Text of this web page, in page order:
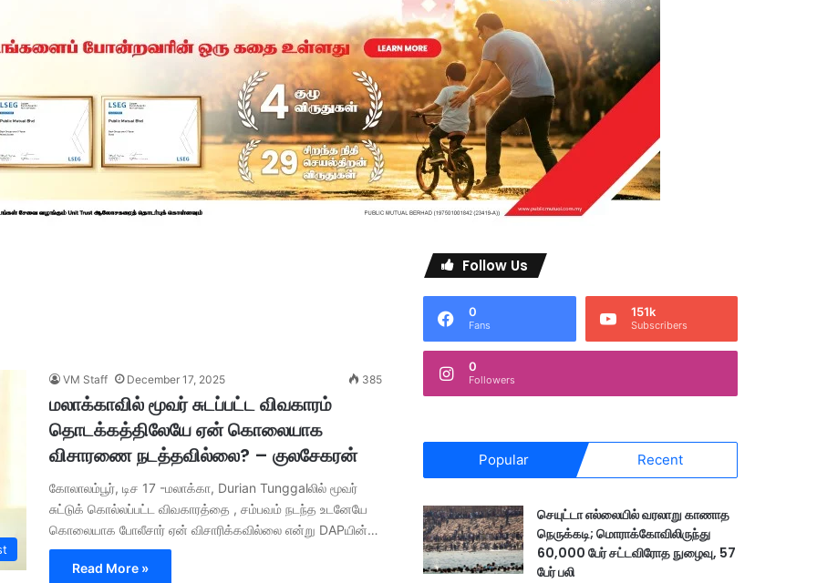
VM Staff December 17, 2025 385
மலாக்காவில் மூவர் சுடப்பட்ட விவகாரம்
தொடக்கத்திலேயே ஏன் கொலையாக
விசாரணை நடத்தவில்லை? – குலசேகரன்
கோலாலம்பூர், டிச 17 -மலாக்கா, Durian Tunggalலில் மூவர்
சுட்டுக் கொல்லப்பட்ட விவகாரத்தை , சம்பவம் நடந்த உடனேயே
கொலையாக போலீசார் ஏன் விசாரிக்கவில்லை என்று DAPயின்…
Read More »
Follow Us
0
Fans
151k
Subscribers
0
Followers
Popular Recent
செயுட்டா எல்லையில் வரலாறு காணாத
நெருக்கடி; மொராக்கோவிலிருந்து
60,000 பேர் சட்டவிரோத நுழைவு, 57
பேர் பலி